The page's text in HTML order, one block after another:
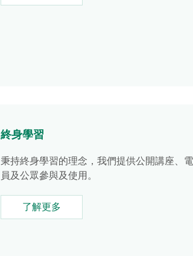
終身學習
秉持終身學習的理念，我們提供公開講座、
員及公眾參與及使用。
了解更多